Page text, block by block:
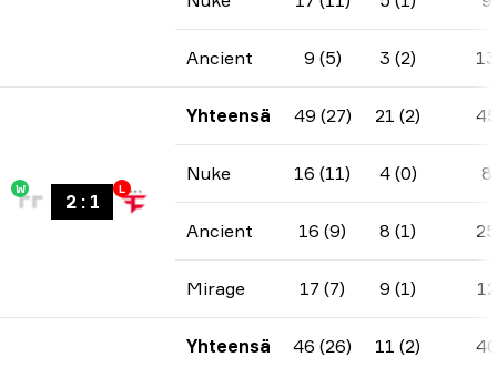
Ancient 9 (5) 3 (2) 13
W
2: 1
L
Yhteensä 49 (27) 21 (2) 45
Nuke 16 (11) 4 (0) 8
Ancient 16 (9) 8 (1) 25
Mirage 17 (7) 9 (1) 12
Yhteensä 46 (26) 11 (2) 40